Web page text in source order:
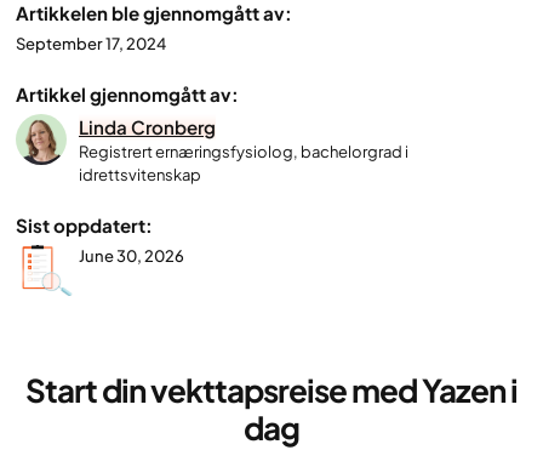
Artikkelen ble gjennomgått av:
September 17, 2024
Artikkel gjennomgått av:
Linda Cronberg
Registrert ernæringsfysiolog, bachelorgrad i
idrettsvitenskap
Sist oppdatert:
June 30, 2026
Start din vekttapsreise med Yazen i
dag